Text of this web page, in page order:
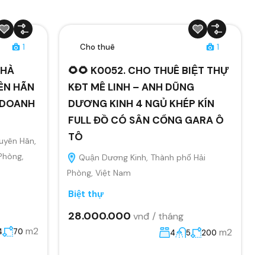
1
HÃN
Hãn,
70 m2
Cho thuê 1
🌻🌻 K0052. CHO THUÊ BIỆT THỰ
KĐT MÊ LINH – ANH DŨNG
DƯƠNG KINH 4 NGỦ KHÉP KÍN
FULL ĐỒ CÓ SÂN CỔNG GARA Ô
TÔ
Quận Dương Kinh, Thành phố Hải
Phòng, Việt Nam
Biệt thự
28.000.000 vnđ / tháng
4 5 200 m2